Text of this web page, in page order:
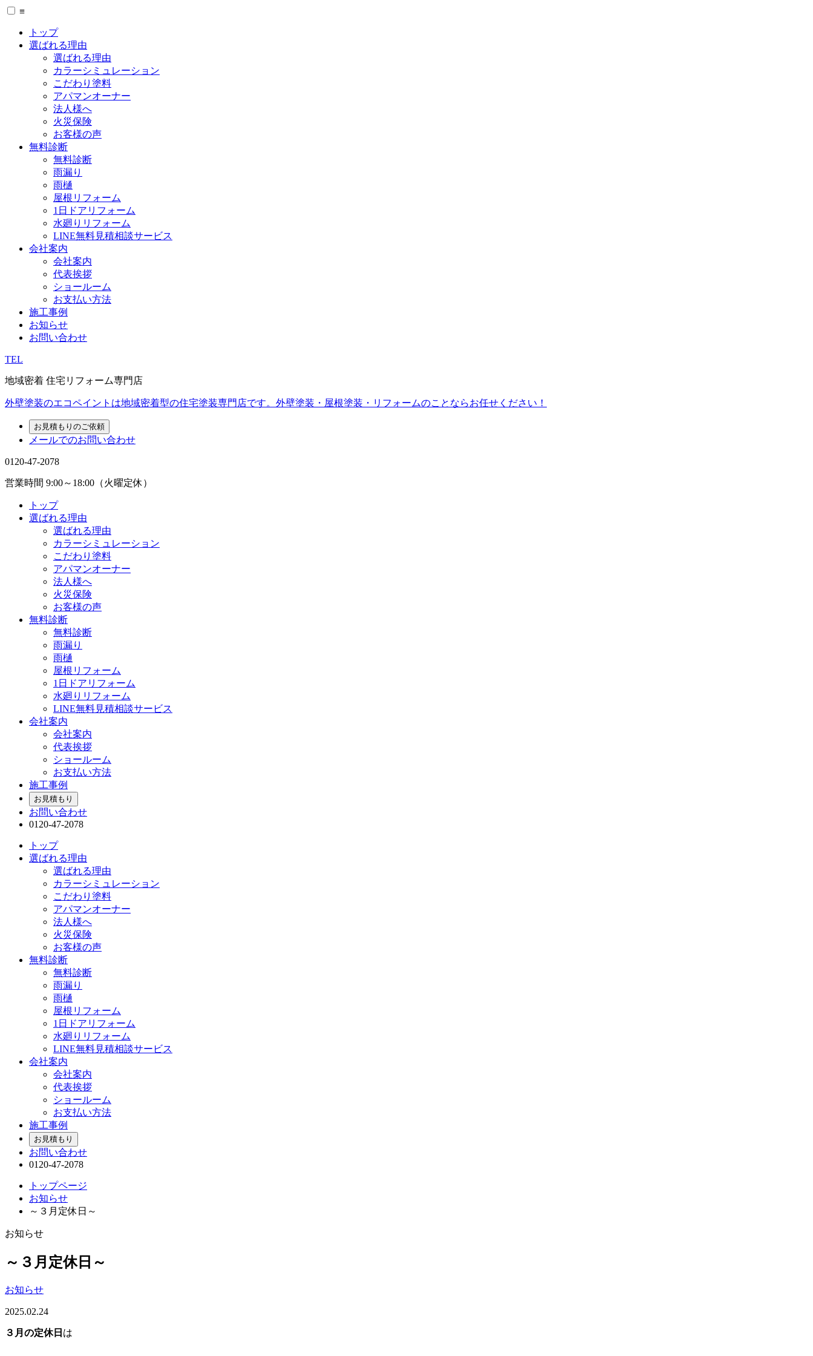
≡
トップ
選ばれる理由
選ばれる理由
カラーシミュレーション
こだわり塗料
アパマンオーナー
法人様へ
火災保険
お客様の声
無料診断
無料診断
雨漏り
雨樋
屋根リフォーム
1日ドアリフォーム
水廻りリフォーム
LINE無料見積相談サービス
会社案内
会社案内
代表挨拶
ショールーム
お支払い方法
施工事例
お知らせ
お問い合わせ
TEL
地域密着 住宅リフォーム専門店
外壁塗装のエコペイントは地域密着型の住宅塗装専門店です。外壁塗装・屋根塗装・リフォームのことならお任せください！
お見積もりのご依頼
メールでのお問い合わせ
0120-47-2078
営業時間 9:00～18:00（火曜定休）
トップ
選ばれる理由
選ばれる理由
カラーシミュレーション
こだわり塗料
アパマンオーナー
法人様へ
火災保険
お客様の声
無料診断
無料診断
雨漏り
雨樋
屋根リフォーム
1日ドアリフォーム
水廻りリフォーム
LINE無料見積相談サービス
会社案内
会社案内
代表挨拶
ショールーム
お支払い方法
施工事例
お見積もり
お問い合わせ
0120-47-2078
トップ
選ばれる理由
選ばれる理由
カラーシミュレーション
こだわり塗料
アパマンオーナー
法人様へ
火災保険
お客様の声
無料診断
無料診断
雨漏り
雨樋
屋根リフォーム
1日ドアリフォーム
水廻りリフォーム
LINE無料見積相談サービス
会社案内
会社案内
代表挨拶
ショールーム
お支払い方法
施工事例
お見積もり
お問い合わせ
0120-47-2078
トップページ
お知らせ
～３月定休日～
お知らせ
～３月定休日～
お知らせ
2025.02.24
３月の定休日 は